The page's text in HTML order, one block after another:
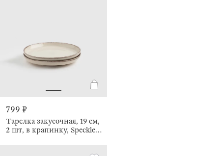
799 ₽
Тарелка закусочная, 19 см,
2 шт, в крапинку, Speckled